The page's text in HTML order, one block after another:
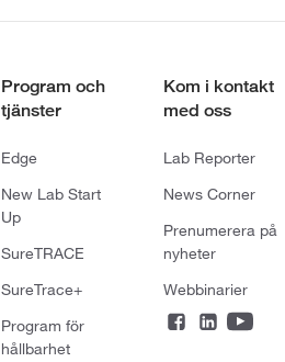
Program och
tjänster
Edge
New Lab Start
Up
SureTRACE
SureTrace+
Program för
hållbarhet
Kom i kontakt
med oss
Lab Reporter
News Corner
Prenumerera på
nyheter
Webbinarier